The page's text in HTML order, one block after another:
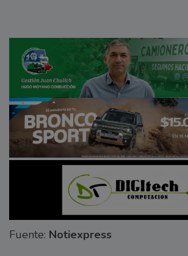
Fuente: Notiexpress